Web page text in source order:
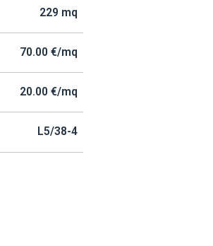
229 mq
70.00 €/mq
20.00 €/mq
L5/38-4